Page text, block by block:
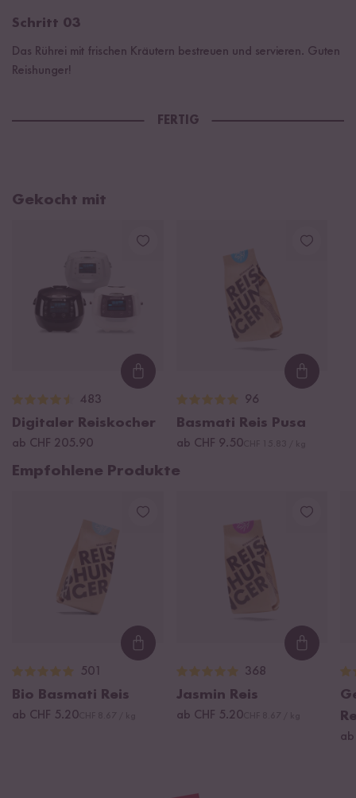
Schritt 03
Das Rührei mit frischen Kräutern bestreuen und servieren. Guten
Reishunger!
FERTIG
Gekocht mit
Loading...
483
Digitaler Reiskocher
ab CHF 205.90
96
Basmati Reis Pusa
ab CHF 9.50CHF 15.83 / kg
Empfohlene Produkte
Loading...
501
Bio Basmati Reis
ab CHF 5.20
368
Jasmin Reis
ab CHF 5.20CHF 8.67 / kg